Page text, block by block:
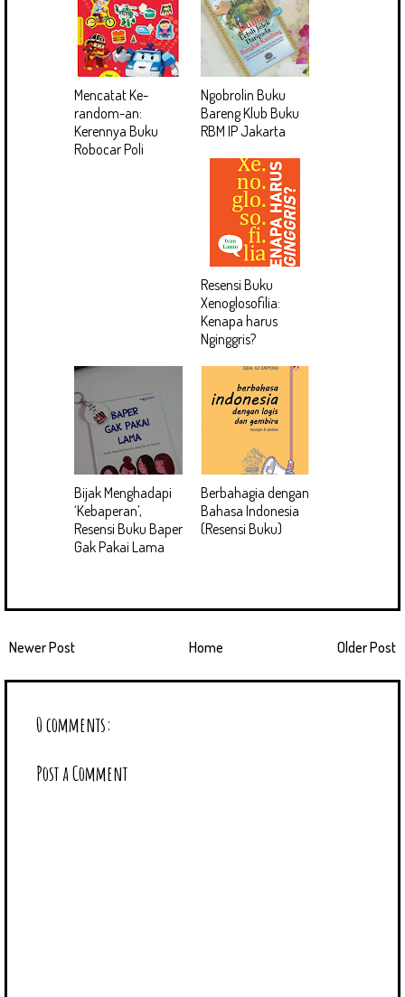
Mencatat Ke-
random-an:
Kerennya Buku
Robocar Poli
Ngobrolin Buku
Bareng Klub Buku
RBM IP Jakarta
Resensi Buku
Xenoglosofilia:
Kenapa harus
Nginggris?
Bijak Menghadapi
‘Kebaperan’,
Resensi Buku Baper
Gak Pakai Lama
Berbahagia dengan
Bahasa Indonesia
(Resensi Buku)
Newer Post Older Post
Home
0 comments:
Post a Comment